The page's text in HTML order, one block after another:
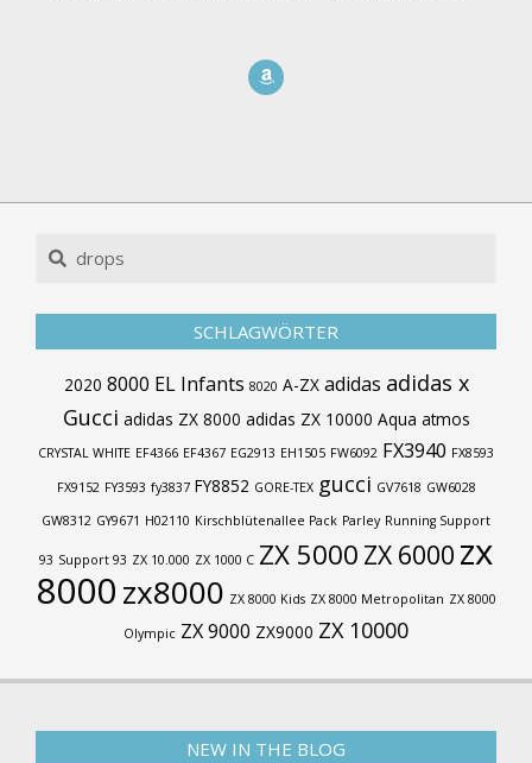
SCHLAGWÖRTER
2020 8000 EL Infants 8020 A-ZX adidas adidas x
Gucci adidas ZX 8000 adidas ZX 10000 Aqua atmos
CRYSTAL WHITE EF4366 EF4367 EG2913 EH1505 FW6092 FX3940 FX8593
FX9152 FY3593 fy3837 FY8852 GORE-TEX gucci GV7618 GW6028
GW8312 GY9671 H02110 Kirschblütenallee Pack Parley Running Support
93 Support 93 ZX 10.000 ZX 1000 C ZX 5000 ZX 6000 zx
8000zx8000 ZX 8000 Kids ZX 8000 Metropolitan ZX 8000
Olympic ZX 9000 ZX9000 ZX 10000
NEW IN THE BLOG